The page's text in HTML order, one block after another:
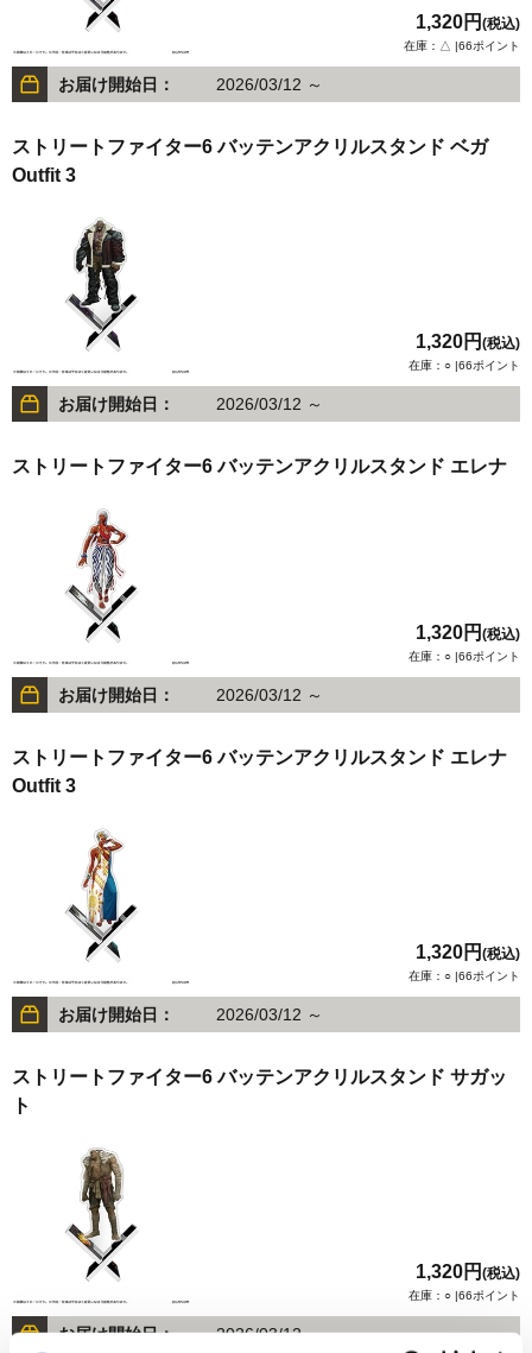
1,320円 (税込)
在庫：△ |66ポイント
お届け開始日： 2026/03/12 ～
ストリートファイター6 バッテンアクリルスタンド ベガ
Outfit 3
1,320円 (税込)
在庫：○ |66ポイント
お届け開始日： 2026/03/12 ～
ストリートファイター6 バッテンアクリルスタンド エレナ
1,320円 (税込)
在庫：○ |66ポイント
お届け開始日： 2026/03/12 ～
ストリートファイター6 バッテンアクリルスタンド エレナ
Outfit 3
1,320円 (税込)
在庫：○ |66ポイント
お届け開始日： 2026/03/12 ～
ストリートファイター6 バッテンアクリルスタンド サガッ
ト
1,320円 (税込)
在庫：○ |66ポイント
お届け開始日： 2026/03/12 ～